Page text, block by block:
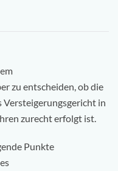
zu entscheiden, ob die
Versteigerungsgericht in
zurecht erfolgt ist.
Punkte